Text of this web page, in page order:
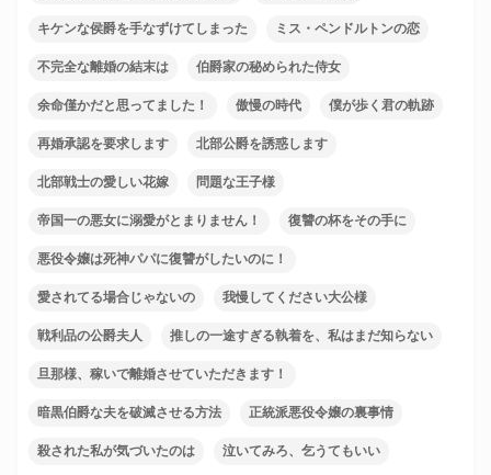
キケンな侯爵を手なずけてしまった ミス・ペンドルトンの恋
不完全な離婚の結末は 伯爵家の秘められた侍女
余命僅かだと思ってました！ 傲慢の時代 僕が歩く君の軌跡
再婚承認を要求します 北部公爵を誘惑します
北部戦士の愛しい花嫁 問題な王子様
帝国一の悪女に溺愛がとまりません！ 復讐の杯をその手に
悪役令嬢は死神パパに復讐がしたいのに！
愛されてる場合じゃないの 我慢してください大公様
戦利品の公爵夫人 推しの一途すぎる執着を、私はまだ知らない
旦那様、稼いで離婚させていただきます！
暗黒伯爵な夫を破滅させる方法 正統派悪役令嬢の裏事情
殺された私が気づいたのは 泣いてみろ、乞うてもいい